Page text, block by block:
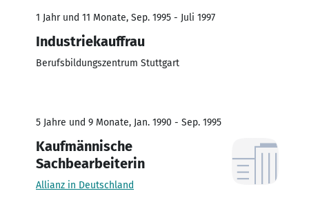
1 Jahr und 11 Monate, Sep. 1995 - Juli 1997
Industriekauffrau
Berufsbildungszentrum Stuttgart
5 Jahre und 9 Monate, Jan. 1990 - Sep. 1995
Kaufmännische
Sachbearbeiterin
Allianz in Deutschland